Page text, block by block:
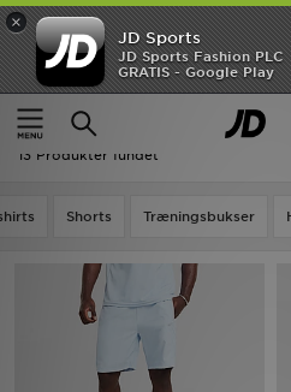
×
JD Sports
JD Sports Fashion PLC
GRATIS - Google Play
Hjem
Blå Reebok
Blå Reebok
13 Produkter fundet
Shorts Træningsbukser
Hjem
Udsalg
Nyheder
Bestsellers